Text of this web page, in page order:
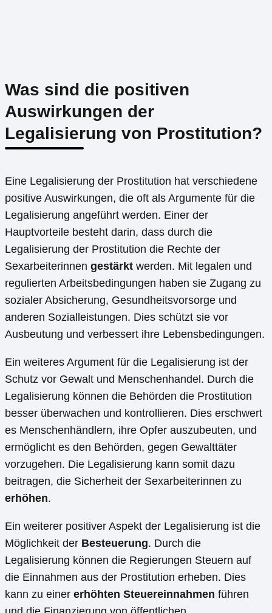
Was sind die positiven
Auswirkungen der
Legalisierung von Prostitution?
Eine Legalisierung der Prostitution hat verschiedene
positive Auswirkungen, die oft als Argumente für die
Legalisierung angeführt werden. Einer der
Hauptvorteile besteht darin, dass durch die
Legalisierung der Prostitution die Rechte der
Sexarbeiterinnen gestärkt werden. Mit legalen und
regulierten Arbeitsbedingungen haben sie Zugang zu
sozialer Absicherung, Gesundheitsvorsorge und
anderen Sozialleistungen. Dies schützt sie vor
Ausbeutung und verbessert ihre Lebensbedingungen.
Ein weiteres Argument für die Legalisierung ist der
Schutz vor Gewalt und Menschenhandel. Durch die
Legalisierung können die Behörden die Prostitution
besser überwachen und kontrollieren. Dies erschwert
es Menschenhändlern, ihre Opfer auszubeuten, und
ermöglicht es den Behörden, gegen Gewalttäter
vorzugehen. Die Legalisierung kann somit dazu
beitragen, die Sicherheit der Sexarbeiterinnen zu
erhöhen.
Ein weiterer positiver Aspekt der Legalisierung ist die
Möglichkeit der Besteuerung. Durch die
Legalisierung können die Regierungen Steuern auf
die Einnahmen aus der Prostitution erheben. Dies
kann zu einer erhöhten Steuereinnahmen führen